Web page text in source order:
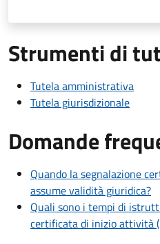
Strumenti di
Tutela amministrativa
Tutela giurisdizionale
Domande
Quando la segnalazione
assume validità giuridica?
Quali sono i tempi di
certificata di inizio attività